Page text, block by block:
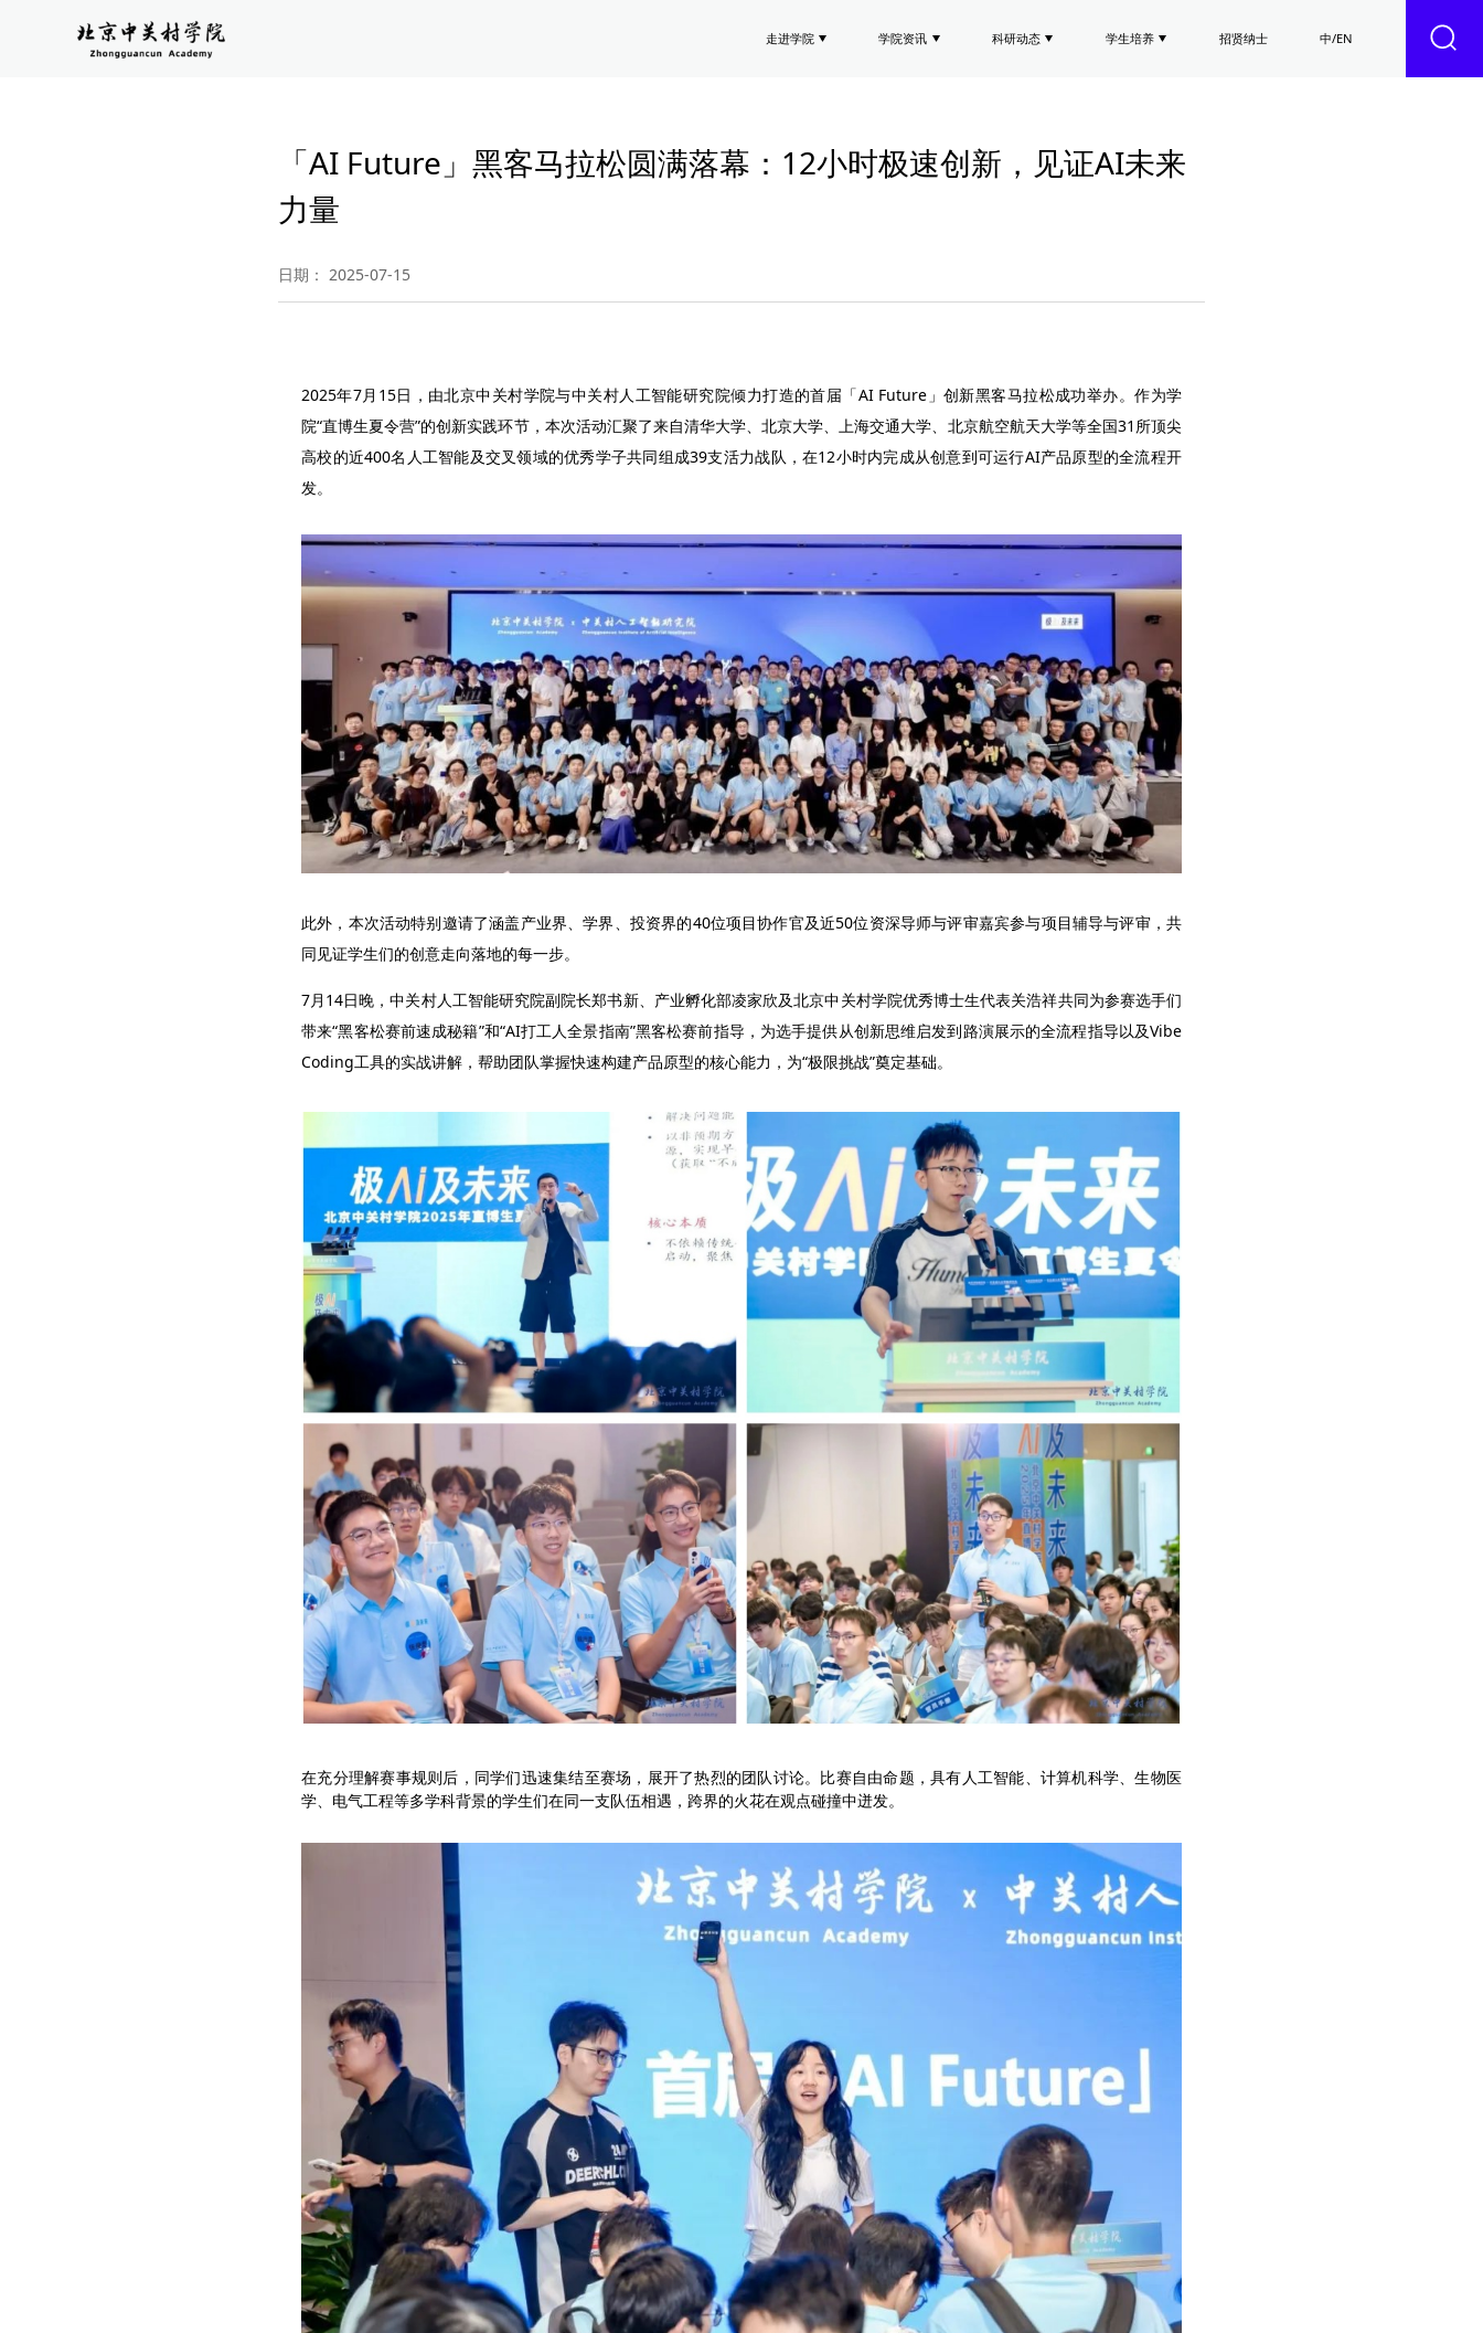
走进学院 学院资讯 科研动态 学生培养 招贤纳士 中/EN
「AI Future」黑客马拉松圆满落幕：12小时极速创新，见证AI未来
力量
日期： 2025-07-15
2025年7月15日，由北京中关村学院与中关村人工智能研究院倾力打造的首届「AI Future」创新黑客马拉松成功举办。作为学
院“直博生夏令营”的创新实践环节，本次活动汇聚了来自清华大学、北京大学、上海交通大学、北京航空航天大学等全国31所顶尖
高校的近400名人工智能及交叉领域的优秀学子共同组成39支活力战队，在12小时内完成从创意到可运行AI产品原型的全流程开
发。
此外，本次活动特别邀请了涵盖产业界、学界、投资界的40位项目协作官及近50位资深导师与评审嘉宾参与项目辅导与评审，共
同见证学生们的创意走向落地的每一步。
7月14日晚，中关村人工智能研究院副院长郑书新、产业孵化部凌家欣及北京中关村学院优秀博士生代表关浩祥共同为参赛选手们
带来“黑客松赛前速成秘籍”和“AI打工人全景指南”黑客松赛前指导，为选手提供从创新思维启发到路演展示的全流程指导以及Vibe
Coding工具的实战讲解，帮助团队掌握快速构建产品原型的核心能力，为“极限挑战”奠定基础。
在充分理解赛事规则后，同学们迅速集结至赛场，展开了热烈的团队讨论。比赛自由命题，具有人工智能、计算机科学、生物医
学、电气工程等多学科背景的学生们在同一支队伍相遇，跨界的火花在观点碰撞中迸发。